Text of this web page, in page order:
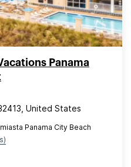
Panama
United States
Panama City Beach